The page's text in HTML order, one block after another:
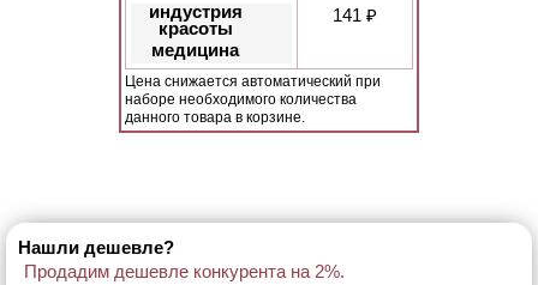
индустрия
красоты
медицина
141 ₽
Цена снижается автоматический при
наборе необходимого количества
данного товара в корзине.
Нашли дешевле?
Продадим дешевле конкурента на 2%.